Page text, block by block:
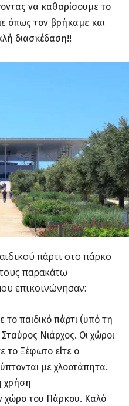
να καθαρίσουμε το
όπως τον βρήκαμε και
διασκέδαση!!
πάρτι στο πάρκο
παρακάτω
επικοινώνησαν:
το παιδικό πάρτι (υπό τη
Νιάρχος. Οι χώροι
το Ξέφωτο είτε ο
με χλοοτάπητα.
χρήση
χώρο του Πάρκου. Καλό